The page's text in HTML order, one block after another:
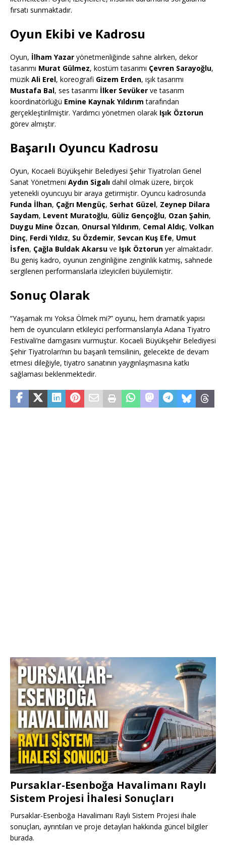
fırsatı sunmaktadır.
Oyun Ekibi ve Kadrosu
Oyun, İlham Yazar yönetmenliğinde sahne alırken, dekor
tasarımı Murat Gülmez, kostüm tasarımı Çevren Sarayoğlu,
müzik Ali Erel, koreografi Gizem Erden, ışık tasarımı
Mustafa Bal, ses tasarımı İlker Sevüker ve tasarım
koordinatörlüğü Emine Kaynak Yıldırım tarafından
gerçekleştirilmiştir. Yardımcı yönetmen olarak Işık Öztorun
görev almıştır.
Başarılı Oyuncu Kadrosu
Oyun, Kocaeli Büyükşehir Belediyesi Şehir Tiyatroları Genel
Sanat Yönetmeni Aydın Sigalı dahil olmak üzere, birçok
yetenekli oyuncuyu bir araya getirmiştir. Oyuncu kadrosunda
Funda İlhan, Çağrı Mengüç, Serhat Güzel, Zeynep Dilara
Saydam, Levent Muratoğlu, Güliz Gençoğlu, Ozan Şahin,
Duygu Mine Özcan, Onursal Yıldırım, Cemal Aldıç, Volkan
Dinç, Ferdi Yıldız, Su Özdemir, Sevcan Kuş Efe, Umut
İsfen, Çağla Buldak Akarsu ve Işık Öztorun yer almaktadır.
Bu geniş kadro, oyunun zenginliğine zenginlik katmış, sahnede
sergilenen performanslarla izleyicileri büyülemiştir.
Sonuç Olarak
“Yaşamak mı Yoksa Ölmek mi?” oyunu, hem dramatik yapısı
hem de oyuncuların etkileyici performanslarıyla Adana Tiyatro
Festivali’ne damgasını vurmuştur. Kocaeli Büyükşehir Belediyesi
Şehir Tiyatroları’nın bu başarılı temsilinin, gelecekte de devam
etmesi dileğiyle, tiyatro sanatının yaygınlaşmasına katkı
sağlaması beklenmektedir.
Pursaklar-Esenboğa Havalimanı Raylı
Sistem Projesi İhalesi Sonuçları
Pursaklar-Esenboğa Havalimanı Raylı Sistem Projesi ihale
sonuçları, ayrıntıları ve proje detayları hakkında güncel bilgiler
burada.